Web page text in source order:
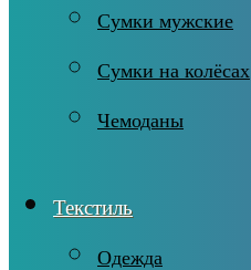
Сумки мужские
Сумки на колёсах
Чемоданы
Текстиль
Одежда